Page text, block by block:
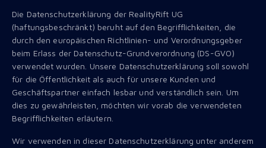
Die Datenschutzerklärung der RealityRift UG
(haftungsbeschränkt) beruht auf den Begrifflichkeiten, die
durch den europäischen Richtlinien- und Verordnungsgeber
beim Erlass der Datenschutz-Grundverordnung (DS-GVO)
verwendet wurden. Unsere Datenschutzerklärung soll sowohl
für die Öffentlichkeit als auch für unsere Kunden und
Geschäftspartner einfach lesbar und verständlich sein. Um
dies zu gewährleisten, möchten wir vorab die verwendeten
Begrifflichkeiten erläutern.
Wir verwenden in dieser Datenschutzerklärung unter anderem